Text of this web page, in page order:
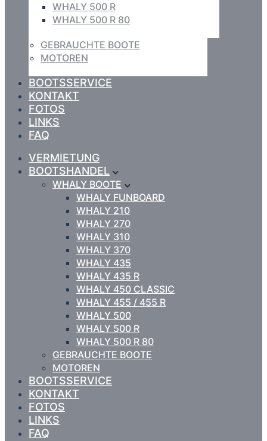
WHALY 500 R
WHALY 500 R 80
GEBRAUCHTE BOOTE
MOTOREN
BOOTSSERVICE
KONTAKT
FOTOS
LINKS
FAQ
VERMIETUNG
BOOTSHANDEL
WHALY BOOTE
WHALY FUNBOARD
WHALY 210
WHALY 270
WHALY 310
WHALY 370
WHALY 435
WHALY 435 R
WHALY 450 CLASSIC
WHALY 455 / 455 R
WHALY 500
WHALY 500 R
WHALY 500 R 80
GEBRAUCHTE BOOTE
MOTOREN
BOOTSSERVICE
KONTAKT
FOTOS
LINKS
FAQ